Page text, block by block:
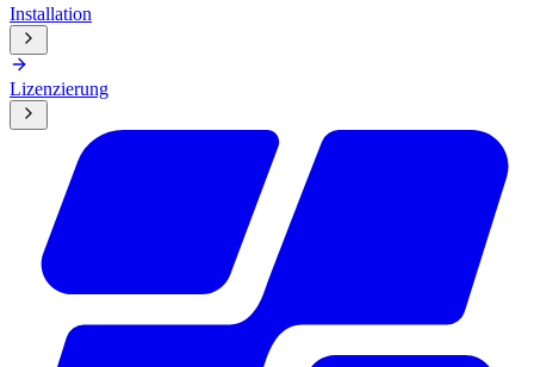
Installation
Lizenzierung